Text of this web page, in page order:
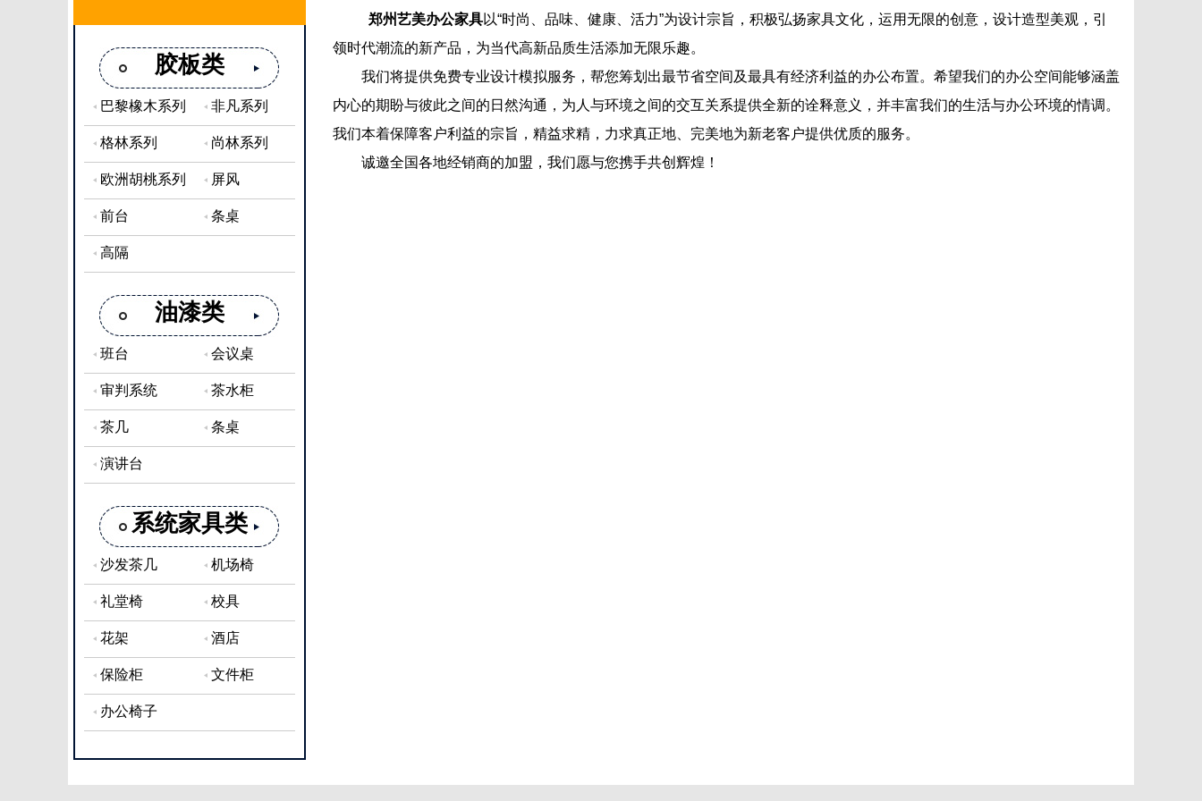
郑州艺美办公家具以“时尚、品味、健康、活力”为设计宗旨，积极弘扬家具文化，运用无限的创意，设计造型美观，引
领时代潮流的新产品，为当代高新品质生活添加无限乐趣。
我们将提供免费专业设计模拟服务，帮您筹划出最节省空间及最具有经济利益的办公布置。希望我们的办公空间能够涵盖
内心的期盼与彼此之间的日然沟通，为人与环境之间的交互关系提供全新的诠释意义，并丰富我们的生活与办公环境的情调。
我们本着保障客户利益的宗旨，精益求精，力求真正地、完美地为新老客户提供优质的服务。
诚邀全国各地经销商的加盟，我们愿与您携手共创辉煌！
胶板类
巴黎橡木系列 非凡系列
格林系列 尚林系列
欧洲胡桃系列 屏风
前台 条桌
高隔
油漆类
班台 会议桌
审判系统 茶水柜
茶几 条桌
演讲台
系统家具类
沙发茶几 机场椅
礼堂椅 校具
花架 酒店
保险柜 文件柜
办公椅子